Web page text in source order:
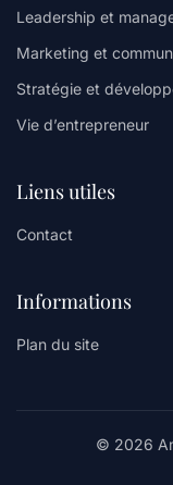
Leadership et
Marketing et
Stratégie et
Vie d’entrepreneur
Liens utiles
Contact
Informations
Plan du site
© 2026